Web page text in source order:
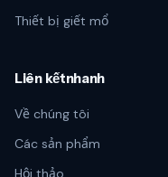
Thiết bị giết mổ
Liên kếtnhanh
Về chúng tôi
Các sản phẩm
Hội thảo